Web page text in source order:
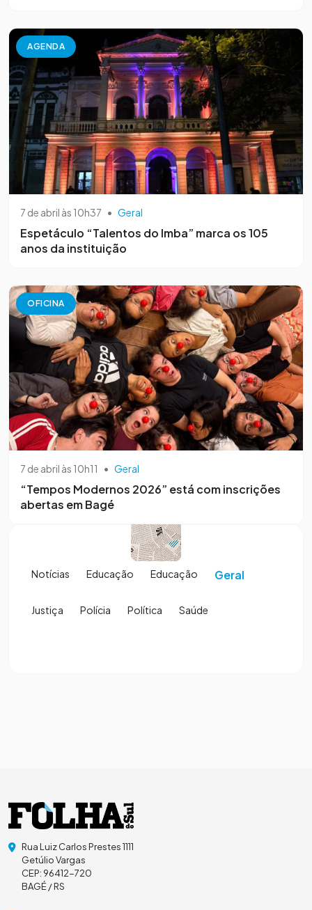
AGENDA
7 de abril às 10h37 • Geral
Espetáculo “Talentos do Imba” marca os 105
anos da instituição
OFICINA
7 de abril às 10h11 • Geral
“Tempos Modernos 2026” está com inscrições
abertas em Bagé
Notícias Educação Educação Geral
Justiça Polícia Política Saúde
Rua Luiz Carlos Prestes 1111
Getúlio Vargas
CEP: 96412-720
BAGÉ / RS